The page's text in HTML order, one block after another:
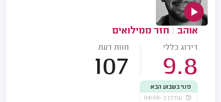
אוהב חזר ממילואים
דירוג כללי
9.8
חוות דעת
107
פנוי בשבוע הבא
עודכן ב-04/08